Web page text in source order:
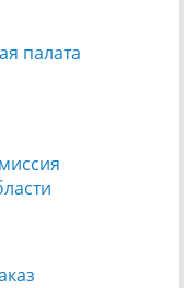
палата